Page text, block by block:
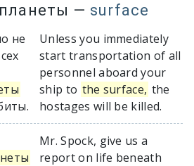
— surface
не
Unless you immediately
start transportation of all
personnel aboard your
ship to the surface, the
hostages will be killed.
Mr. Spock, give us a
report on life beneath